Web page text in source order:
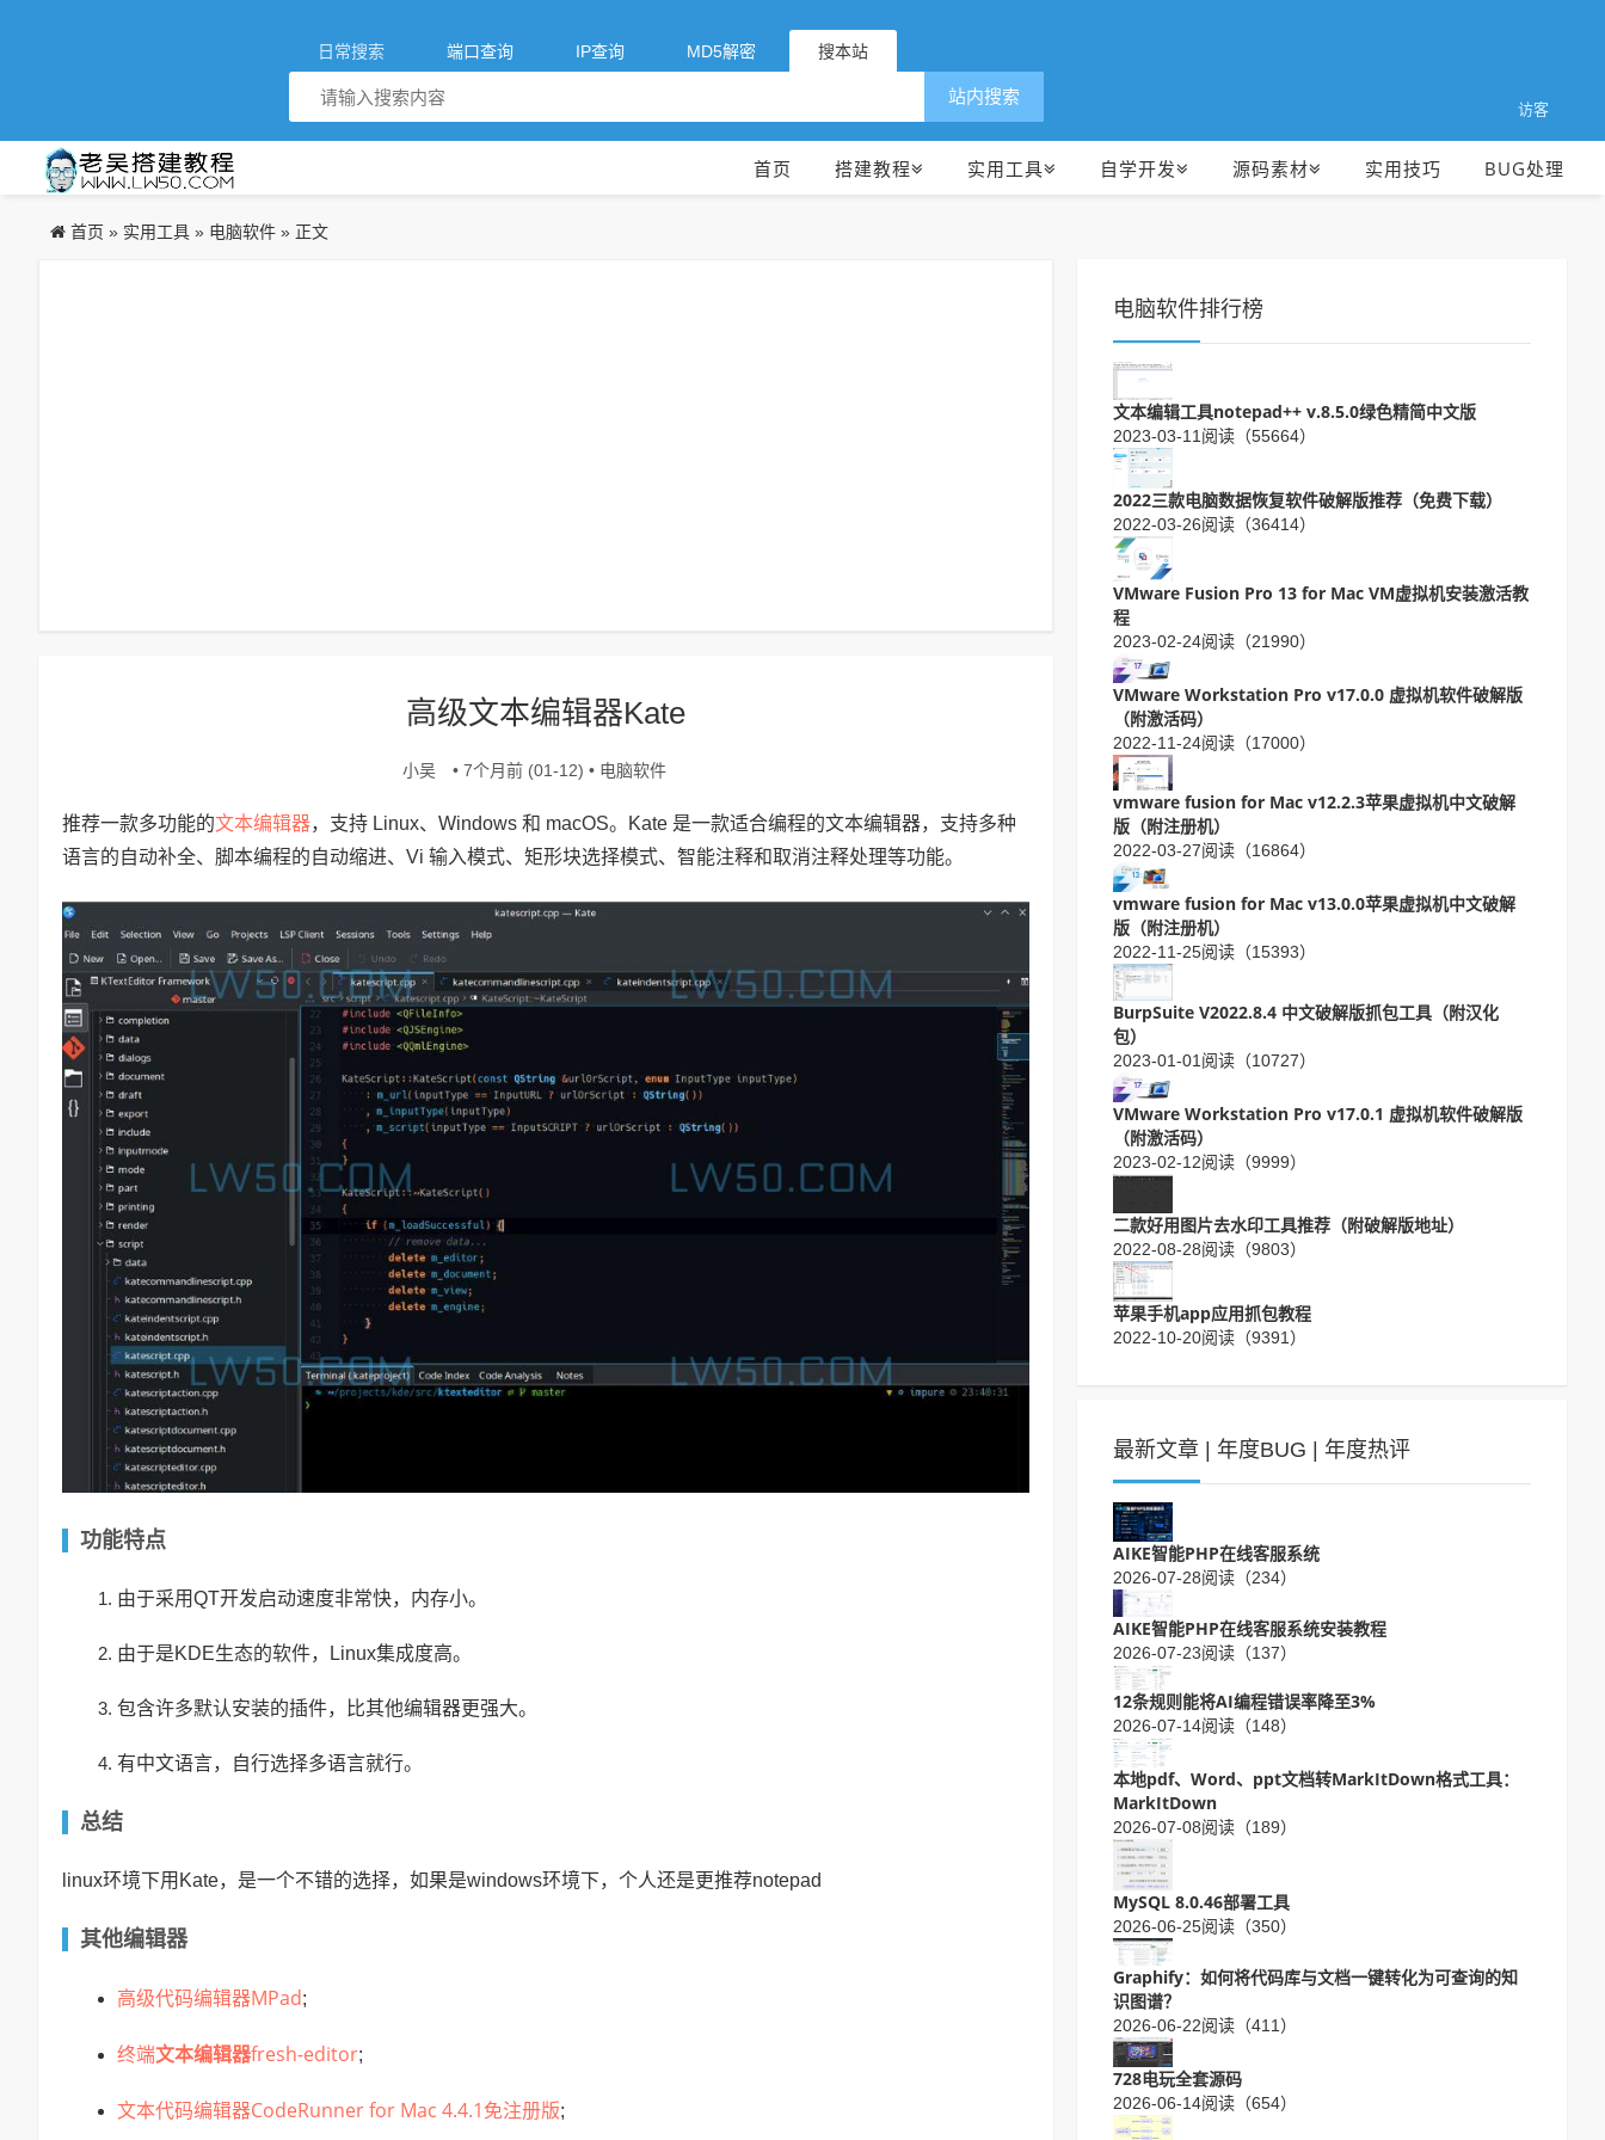
日常搜索 端口查询 IP查询 MD5解密 搜本站
访客
站内搜索
首页 搭建教程 实用工具 自学开发 源码素材 实用技巧 BUG处理
首页 » 实用工具 » 电脑软件 » 正文
高级文本编辑器Kate
小吴 • 7个月前 (01-12) • 电脑软件
推荐一款多功能的文本编辑器，支持 Linux、Windows 和 macOS。Kate 是一款适合编程的文本编辑器，支持多种
语言的自动补全、脚本编程的自动缩进、Vi 输入模式、矩形块选择模式、智能注释和取消注释处理等功能。
功能特点
由于采用QT开发启动速度非常快，内存小。
由于是KDE生态的软件，Linux集成度高。
包含许多默认安装的插件，比其他编辑器更强大。
有中文语言，自行选择多语言就行。
总结
linux环境下用Kate，是一个不错的选择，如果是windows环境下，个人还是更推荐notepad
其他编辑器
高级代码编辑器MPad;
终端文本编辑器fresh-editor;
文本代码编辑器CodeRunner for Mac 4.4.1免注册版;
电脑软件排行榜
文本编辑工具notepad++ v.8.5.0绿色精简中文版
2023-03-11 阅读（55664）
2022三款电脑数据恢复软件破解版推荐（免费下载）
2022-03-26阅读（36414）
VMware Fusion Pro 13 for Mac VM虚拟机安装激活教
程
2023-02-24阅读（21990）
VMware Workstation Pro v17.0.0 虚拟机软件破解版
（附激活码）
2022-11-24阅读（17000）
vmware fusion for Mac v12.2.3苹果虚拟机中文破解
版（附注册机）
2022-03-27阅读（16864）
vmware fusion for Mac v13.0.0苹果虚拟机中文破解
版（附注册机）
2022-11-25阅读（15393）
BurpSuite V2022.8.4 中文破解版抓包工具（附汉化
包）
2023-01-01阅读（10727）
VMware Workstation Pro v17.0.1 虚拟机软件破解版
（附激活码）
2023-02-12阅读（9999）
二款好用图片去水印工具推荐（附破解版地址）
2022-08-28阅读（9803）
苹果手机app应用抓包教程
2022-10-20阅读（9391）
最新文章 | 年度BUG | 年度热评
AIKE智能PHP在线客服系统
2026-07-28阅读（234）
AIKE智能PHP在线客服系统安装教程
2026-07-23阅读（137）
12条规则能将AI编程错误率降至3%
2026-07-14阅读（148）
本地pdf、Word、ppt文档转MarkItDown格式工具：
MarkItDown
2026-07-08阅读（189）
MySQL 8.0.46部署工具
2026-06-25阅读（350）
Graphify：如何将代码库与文档一键转化为可查询的知
识图谱？
2026-06-22阅读（411）
728电玩全套源码
2026-06-14阅读（654）